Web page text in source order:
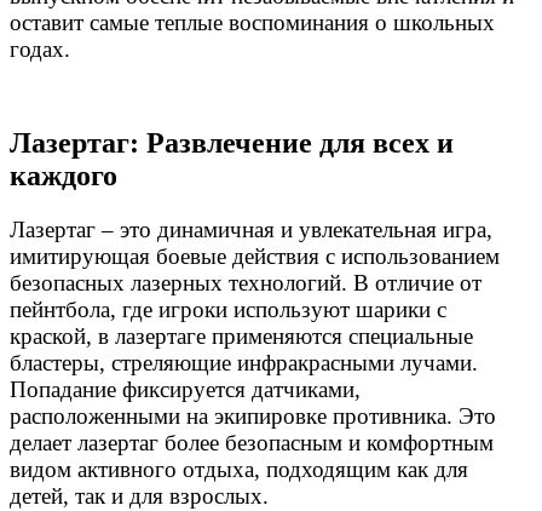
оставит самые теплые воспоминания о школьных
годах.
Лазертаг: Развлечение для всех и
каждого
Лазертаг – это динамичная и увлекательная игра,
имитирующая боевые действия с использованием
безопасных лазерных технологий. В отличие от
пейнтбола, где игроки используют шарики с
краской, в лазертаге применяются специальные
бластеры, стреляющие инфракрасными лучами.
Попадание фиксируется датчиками,
расположенными на экипировке противника. Это
делает лазертаг более безопасным и комфортным
видом активного отдыха, подходящим как для
детей, так и для взрослых.